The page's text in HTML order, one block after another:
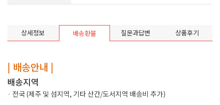
상세정보 배송환불 질문과답변 상품후기
| 배송안내 |
배송지역
· 전국 (제주 및 섬지역, 기타 산간/도서지역 배송비 추가)